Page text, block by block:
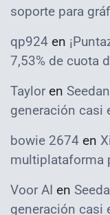
soporte para
qp924 en
7,53% de cuota
Taylor en
generación casi
bowie 2674 en
multiplataforma
Voor AI en
generación casi